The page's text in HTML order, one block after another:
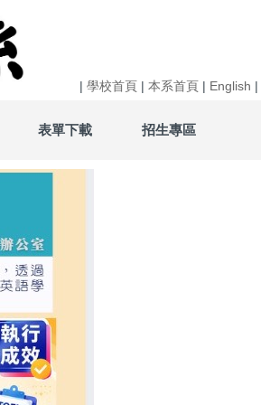
| 學校首頁 | 本系首頁 | English |
表單下載 招生專區